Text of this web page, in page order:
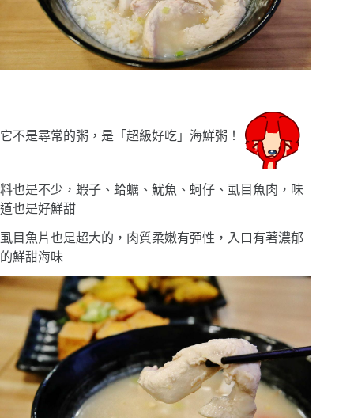
它不是尋常的粥，是「超級好吃」海鮮粥！
料也是不少，蝦子、蛤蠣、魷魚、蚵仔、虱目魚肉，味
道也是好鮮甜
虱目魚片也是超大的，肉質柔嫩有彈性，入口有著濃郁
的鮮甜海味